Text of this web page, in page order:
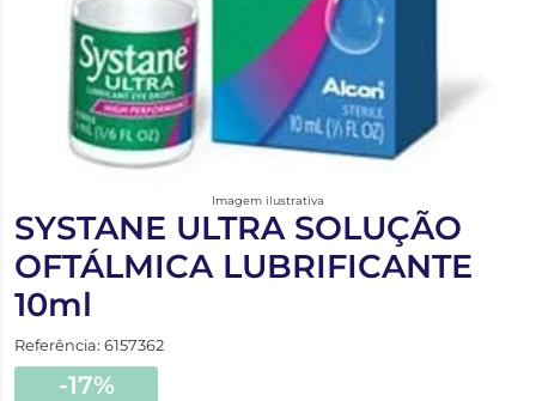
Imagem ilustrativa
SYSTANE ULTRA SOLUÇÃO
OFTÁLMICA LUBRIFICANTE
10ml
Referência: 6157362
-17%